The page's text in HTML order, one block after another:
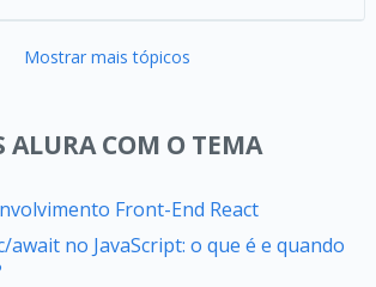
Mostrar mais tópicos
ALURA COM O TEMA
Front-End React
await no JavaScript: o que é e quando